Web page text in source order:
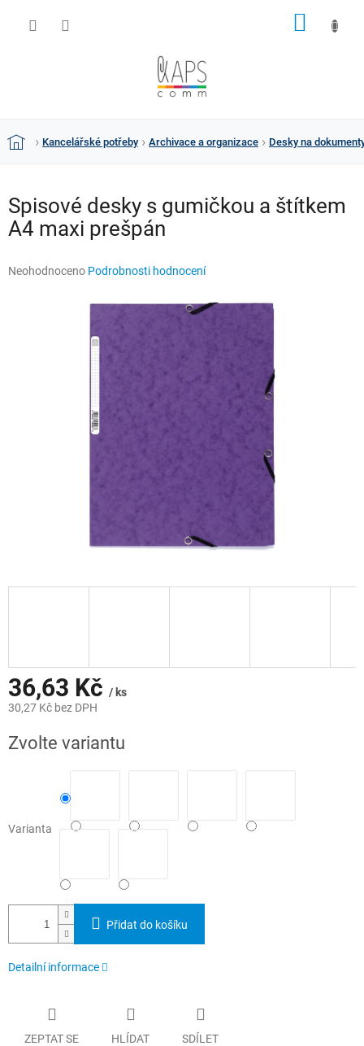
DomůKancelářské potřeby Archivace a organizace Desky na
Spisové desky s gumičkou a štítkem
A4 maxi prešpán
Průměrné
Neohodnoceno Podrobnosti hodnocení
36,63 Kč / ks
30,27 Kč bez DPH
cena:
Zvolte variantu
Varianta
Přidat do košíku
Detailní informace
ZEPTAT SE HLÍDAT SDÍLET